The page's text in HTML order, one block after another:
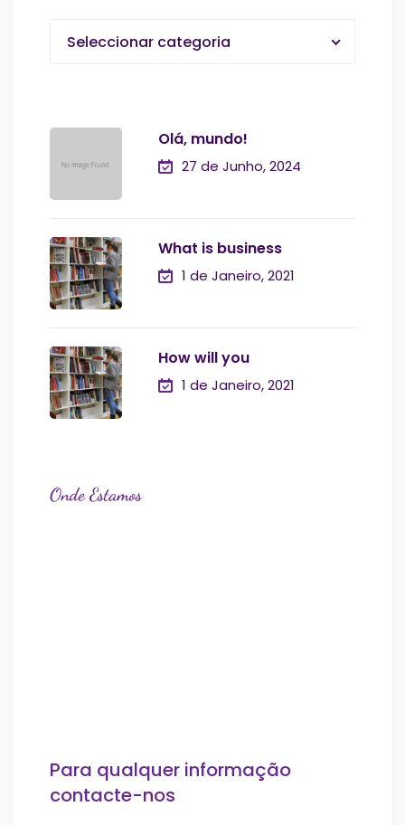
Seleccionar categoria
Olá, mundo!
27 de Junho, 2024
What is business
1 de Janeiro, 2021
How will you
1 de Janeiro, 2021
Onde Estamos
Para qualquer informação
contacte-nos